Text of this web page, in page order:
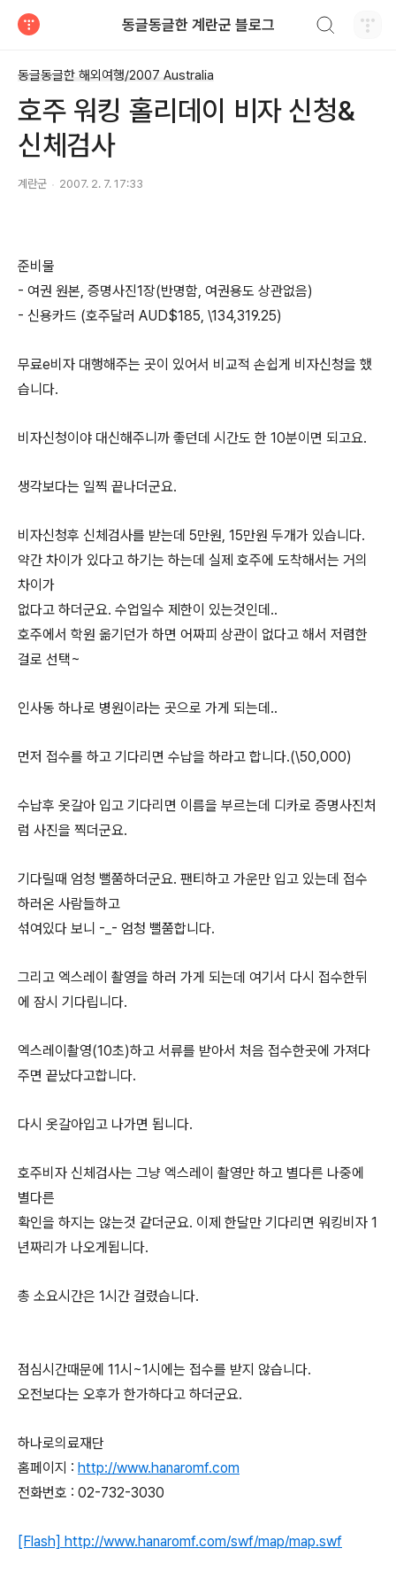
동글동글한 계란군 블로그
동글동글한 해외여행/2007 Australia
호주 워킹 홀리데이 비자 신청&
신체검사
계란군 2007. 2. 7. 17:33
준비물
- 여권 원본, 증명사진1장(반명함, 여권용도 상관없음)
- 신용카드 (호주달러 AUD$185, \134,319.25)
무료e비자 대행해주는 곳이 있어서 비교적 손쉽게 비자신청을 했
습니다.
비자신청이야 대신해주니까 좋던데 시간도 한 10분이면 되고요.
생각보다는 일찍 끝나더군요.
비자신청후 신체검사를 받는데 5만원, 15만원 두개가 있습니다.
약간 차이가 있다고 하기는 하는데 실제 호주에 도착해서는 거의
차이가
없다고 하더군요. 수업일수 제한이 있는것인데..
호주에서 학원 옮기던가 하면 어짜피 상관이 없다고 해서 저렴한
걸로 선택~
인사동 하나로 병원이라는 곳으로 가게 되는데..
먼저 접수를 하고 기다리면 수납을 하라고 합니다.(\50,000)
수납후 옷갈아 입고 기다리면 이름을 부르는데 디카로 증명사진처
럼 사진을 찍더군요.
기다릴때 엄청 뻘쭘하더군요. 팬티하고 가운만 입고 있는데 접수
하러온 사람들하고
섞여있다 보니 -_- 엄청 뻘쭘합니다.
그리고 엑스레이 촬영을 하러 가게 되는데 여기서 다시 접수한뒤
에 잠시 기다립니다.
엑스레이촬영(10초)하고 서류를 받아서 처음 접수한곳에 가져다
주면 끝났다고합니다.
다시 옷갈아입고 나가면 됩니다.
호주비자 신체검사는 그냥 엑스레이 촬영만 하고 별다른 나중에
별다른
확인을 하지는 않는것 같더군요. 이제 한달만 기다리면 워킹비자 1
년짜리가 나오게됩니다.
총 소요시간은 1시간 걸렸습니다.
점심시간때문에 11시~1시에는 접수를 받지 않습니다.
오전보다는 오후가 한가하다고 하더군요.
하나로의료재단
홈페이지 : http://www.hanaromf.com
전화번호 : 02-732-3030
[Flash] http://www.hanaromf.com/swf/map/map.swf